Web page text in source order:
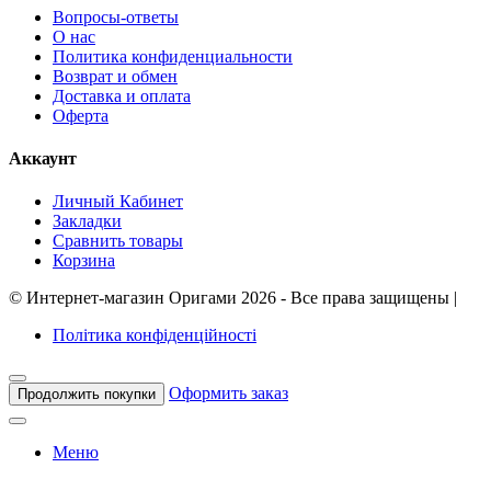
Вопросы-ответы
О нас
Политика конфиденциальности
Возврат и обмен
Доставка и оплата
Оферта
Аккаунт
Личный Кабинет
Закладки
Сравнить товары
Корзина
© Интернет-магазин Оригами 2026 - Все права защищены
Політика конфіденційності
Продолжить покупки Оформить заказ
Меню